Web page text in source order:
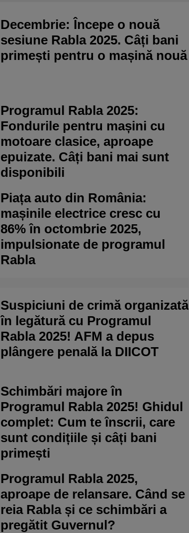
Decembrie: Începe o nouă
sesiune Rabla 2025. Câți bani
primești pentru o mașină nouă
Programul Rabla 2025:
Fondurile pentru mașini cu
motoare clasice, aproape
epuizate. Câți bani mai sunt
disponibili
Piața auto din România:
mașinile electrice cresc cu
86% în octombrie 2025,
impulsionate de programul
Rabla
Suspiciuni de crimă organizată
în legătură cu Programul
Rabla 2025! AFM a depus
plângere penală la DIICOT
Schimbări majore în
Programul Rabla 2025! Ghidul
complet: Cum te înscrii, care
sunt condițiile și câți bani
primești
Programul Rabla 2025,
aproape de relansare. Când se
reia Rabla și ce schimbări a
pregătit Guvernul?